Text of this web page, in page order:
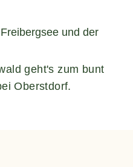
und der
geht's zum bunt
Oberstdorf.